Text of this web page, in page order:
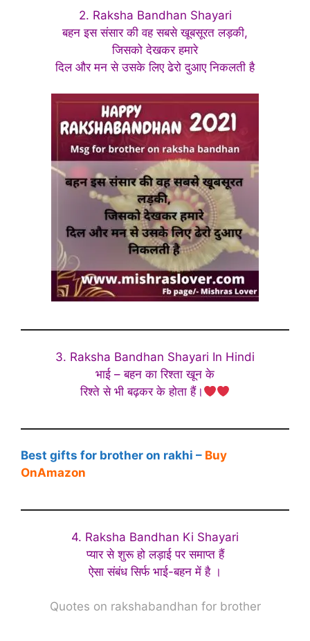
2. Raksha Bandhan Shayari
बहन इस संसार की वह सबसे खूबसूरत लड़की,
जिसको देखकर हमारे
दिल और मन से उसके लिए ढेरो दुआए निकलती है
3. Raksha Bandhan Shayari In Hindi
भाई – बहन का रिश्ता खून के
रिश्ते से भी बढ़कर के होता हैं।
Best gifts for brother on rakhi – Buy
OnAmazon
4. Raksha Bandhan Ki Shayari
प्यार से शुरू हो लड़ाई पर समाप्त हैं
ऐसा संबंध सिर्फ भाई-बहन में है ।
Quotes on rakshabandhan for brother